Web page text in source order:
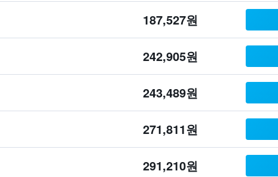
187,527원
242,905원
243,489원
271,811원
291,210원